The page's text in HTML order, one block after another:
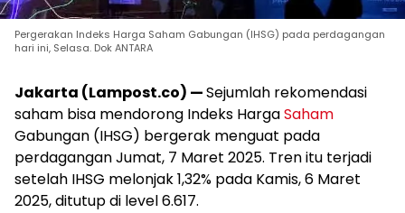
Pergerakan Indeks Harga Saham Gabungan (IHSG) pada perdagangan
hari ini, Selasa. Dok ANTARA
Jakarta (Lampost.co) —Sejumlah rekomendasi
saham bisa mendorong Indeks HargaSaham
Gabungan (IHSG) bergerak menguat pada
perdagangan Jumat, 7 Maret 2025. Tren itu terjadi
setelah IHSG melonjak 1,32% pada Kamis, 6 Maret
2025, ditutup di level 6.617.